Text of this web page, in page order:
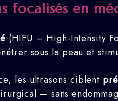
focalisés en
(HIFU – High-Intensity
sous la peau et
les ultrasons ciblent
— sans